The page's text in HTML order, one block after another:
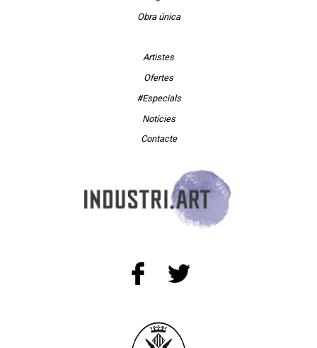
Obra única
Artistes
Ofertes
#Especials
Notícies
Contacte